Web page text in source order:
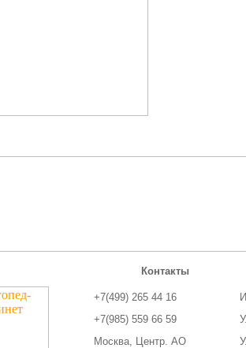
Контакты
+7(499) 265 44 16
+7(985) 559 66 59
Москва, Центр. АО